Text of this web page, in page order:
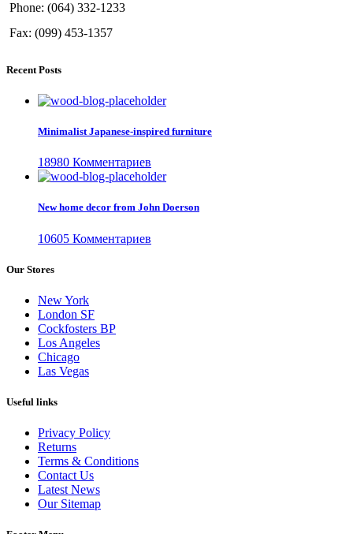
Phone: (064) 332-1233
Fax: (099) 453-1357
Recent Posts
Minimalist Japanese-inspired furniture
18980 Комментариев
New home decor from John Doerson
10605 Комментариев
Our Stores
New York
London SF
Cockfosters BP
Los Angeles
Chicago
Las Vegas
Useful links
Privacy Policy
Returns
Terms & Conditions
Contact Us
Latest News
Our Sitemap